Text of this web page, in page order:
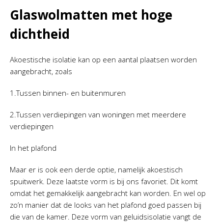
Glaswolmatten met hoge
dichtheid
Akoestische isolatie kan op een aantal plaatsen worden
aangebracht, zoals
1.Tussen binnen- en buitenmuren
2.Tussen verdiepingen van woningen met meerdere
verdiepingen
In het plafond
Maar er is ook een derde optie, namelijk akoestisch
spuitwerk. Deze laatste vorm is bij ons favoriet. Dit komt
omdat het gemakkelijk aangebracht kan worden. En wel op
zo’n manier dat de looks van het plafond goed passen bij
die van de kamer. Deze vorm van geluidsisolatie vangt de